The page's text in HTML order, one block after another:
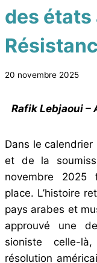
des états
20 novembre 2025
Rafik Lebjaoui –
Dans le
et de la
novembre 2025
place. L’histoire
pays arabes et
approuvé une
sioniste celle-
résolution